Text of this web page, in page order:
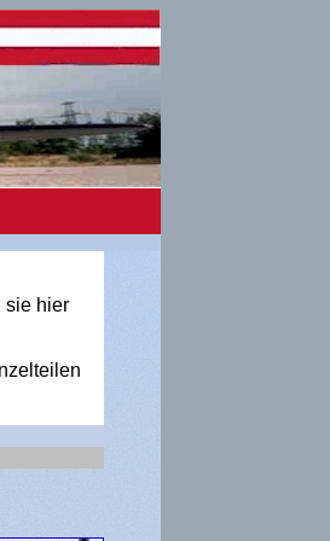
sie hier